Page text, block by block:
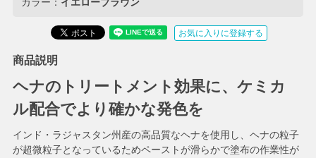
お気に入りに登録する
商品説明
ヘナのトリートメント効果に、ケミカ
ル配合でより確かな発色を
インド・ラジャスタン州産の高品質なヘナを使用し、ヘナの粒子
が超微粒子となっているためペーストが滑らかで塗布の作業性が